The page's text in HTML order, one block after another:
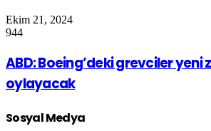
Ekim 21, 2024
944
ABD: Boeing’deki grevciler yeni
oylayacak
Sosyal Medya